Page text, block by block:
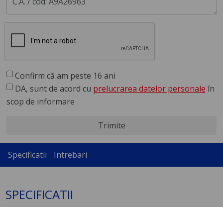
Confirm că am peste 16 ani
DA, sunt de acord cu prelucrarea datelor personale în
scop de informare
Trimite
Specificatii Intrebari
SPECIFICATII